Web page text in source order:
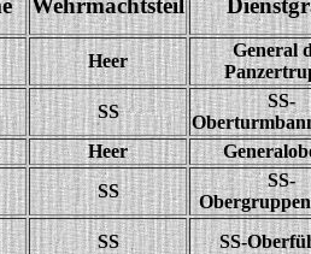
Wehrmachtsteil
Heer
General
SS
SS-
Heer
SS
SS-
SS
SS-